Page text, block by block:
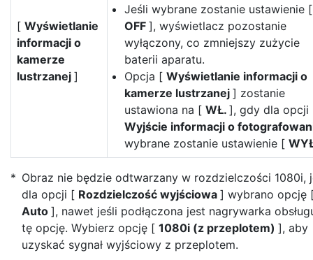
[ Wyświetlanie
informacji o
kamerze
lustrzanej ]
Jeśli wybrane zostanie ustawienie [
OFF ], wyświetlacz pozostanie
wyłączony, co zmniejszy zużycie
baterii aparatu.
Opcja [ Wyświetlanie informacji o
kamerze lustrzanej ] zostanie
ustawiona na [ WŁ. ], gdy dla opcji
Wyjście informacji o
wybrane zostanie ustawienie [
Obraz nie będzie odtwarzany w rozdzielczości 1080i,
dla opcji [ Rozdzielczość wyjściowa ] wybrano opcję
Auto ], nawet jeśli podłączona jest nagrywarka
tę opcję. Wybierz opcję [ 1080i (z przeplotem) ], aby
uzyskać sygnał wyjściowy z przeplotem.